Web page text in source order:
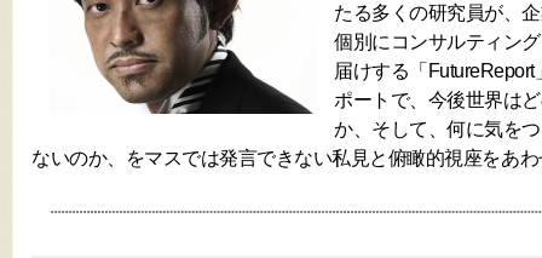
たる多くの研究員が、
個別にコンサルティン
届けする「
ポートで、今後世界は
か、そして、何に気を
ないのか、をマスでは発言できない私見と俯瞰的視座をあ